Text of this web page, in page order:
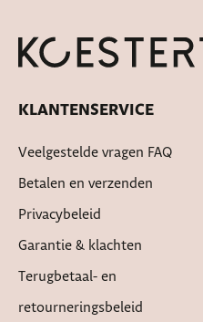
KLANTENSERVICE
Veelgestelde vragen FAQ
Betalen en verzenden
Privacybeleid
Garantie & klachten
Terugbetaal- en
retourneringsbeleid